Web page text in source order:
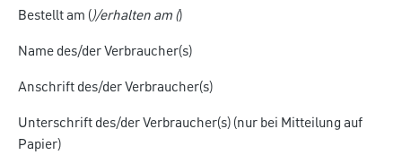
Bestellt am ()/erhalten am ()
Name des/der Verbraucher(s)
Anschrift des/der Verbraucher(s)
Unterschrift des/der Verbraucher(s) (nur bei Mitteilung auf
Papier)